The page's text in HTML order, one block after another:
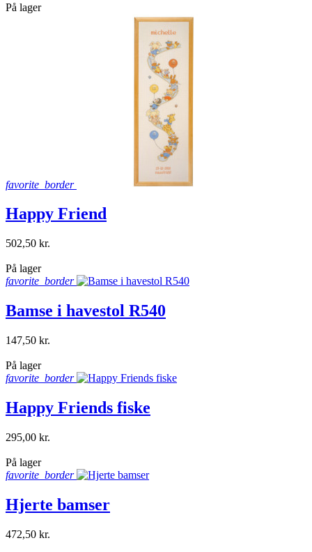
På lager
favorite_border
Happy Friend
502,50 kr.
På lager
favorite_border
Bamse i havestol R540
147,50 kr.
På lager
favorite_border
Happy Friends fiske
295,00 kr.
På lager
favorite_border
Hjerte bamser
472,50 kr.